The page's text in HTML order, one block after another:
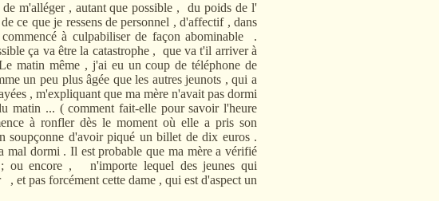
, autant que possible , du poids de l'
ce que je ressens de personnel , d'affectif , dans
à culpabiliser de façon abominable .
ça va être la catastrophe , que va t'il arriver à
matin même , j'ai eu un coup de téléphone de
un peu plus âgée que les autres jeunots , qui a
, m'expliquant que ma mère n'avait pas dormi
matin ... ( comment fait-elle pour savoir l'heure
à ronfler dès le moment où elle a pris son
d'avoir piqué un billet de dix euros .
mal dormi . Il est probable que ma mère a vérifié
ou encore , n'importe lequel des jeunes qui
et pas forcément cette dame , qui est d'aspect un